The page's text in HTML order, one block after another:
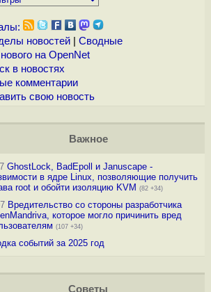
новостей| Сводные
на OpenNet
в новостях
комментарии
свою новость
Важное
GhostLock, BadEpoll и Januscape -
в ядре Linux, позволяющие получить
root и обойти изоляцию KVM (82 +34)
Вредительство со стороны разработчика
которое могло причинить вред
(107 +34)
событий за 2025 год
Советы